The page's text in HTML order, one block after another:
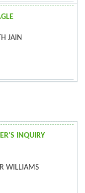
JAIN
INQUIRY
WILLIAMS